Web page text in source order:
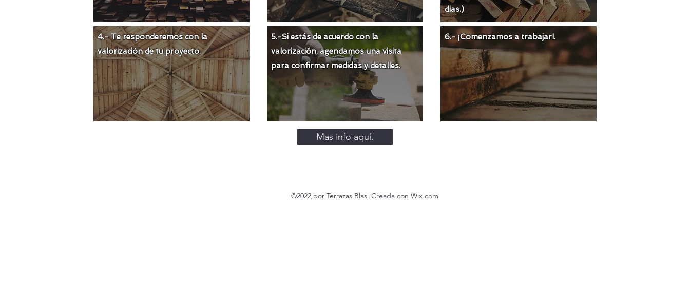
4.- Te responderemos con la
valorización de tu proyecto.
5.-Si estás de acuerdo con la
valorización, agendamos una visita
para confirmar medidas y detalles.
dias.)
6.- ¡Comenzamos a trabajar!.
Mas info aquí.
©2022 por Terrazas Blas. Creada con Wix.com